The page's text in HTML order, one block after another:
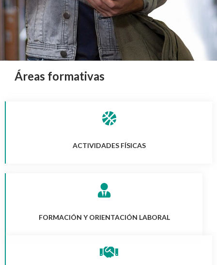
Áreas formativas
ACTIVIDADES FÍSICAS
FORMACIÓN Y ORIENTACIÓN LABORAL